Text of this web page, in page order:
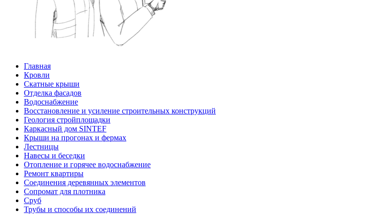
Главная
Кровли
Скатные крыши
Отделка фасадов
Водоснабжение
Восстановление и усиление строительных конструкций
Геология стройплощадки
Каркасный дом SINTEF
Крыши на прогонах и фермах
Лестницы
Навесы и беседки
Отопление и горячее водоснабжение
Ремонт квартиры
Соединения деревянных элементов
Сопромат для плотника
Сруб
Трубы и способы их соединений